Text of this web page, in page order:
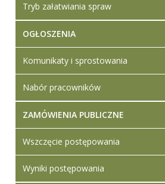
Tryb załatwiania spraw
OGŁOSZENIA
Komunikaty i sprostowania
Nabór pracowników
ZAMÓWIENIA PUBLICZNE
Wszczęcie postępowania
Wyniki postępowania